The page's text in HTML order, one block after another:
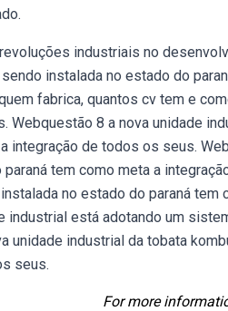
industriais no
instalada no estado do
fabrica, quantos cv tem e
Webquestão 8 a nova unidade
integração de todos os seus.
tem como meta a
no estado do paraná
industrial está adotando um
unidade industrial da tobata
seus.
For more